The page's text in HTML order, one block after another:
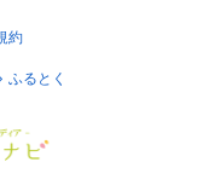
約
ふるとく